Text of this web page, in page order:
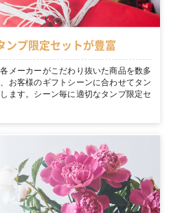
ンプ限定セットが豊富
メーカーがこだわり抜いた商品を数多
お客様のギフトシーンに合わせてタン
ます。シーン毎に適切なタンプ限定セ